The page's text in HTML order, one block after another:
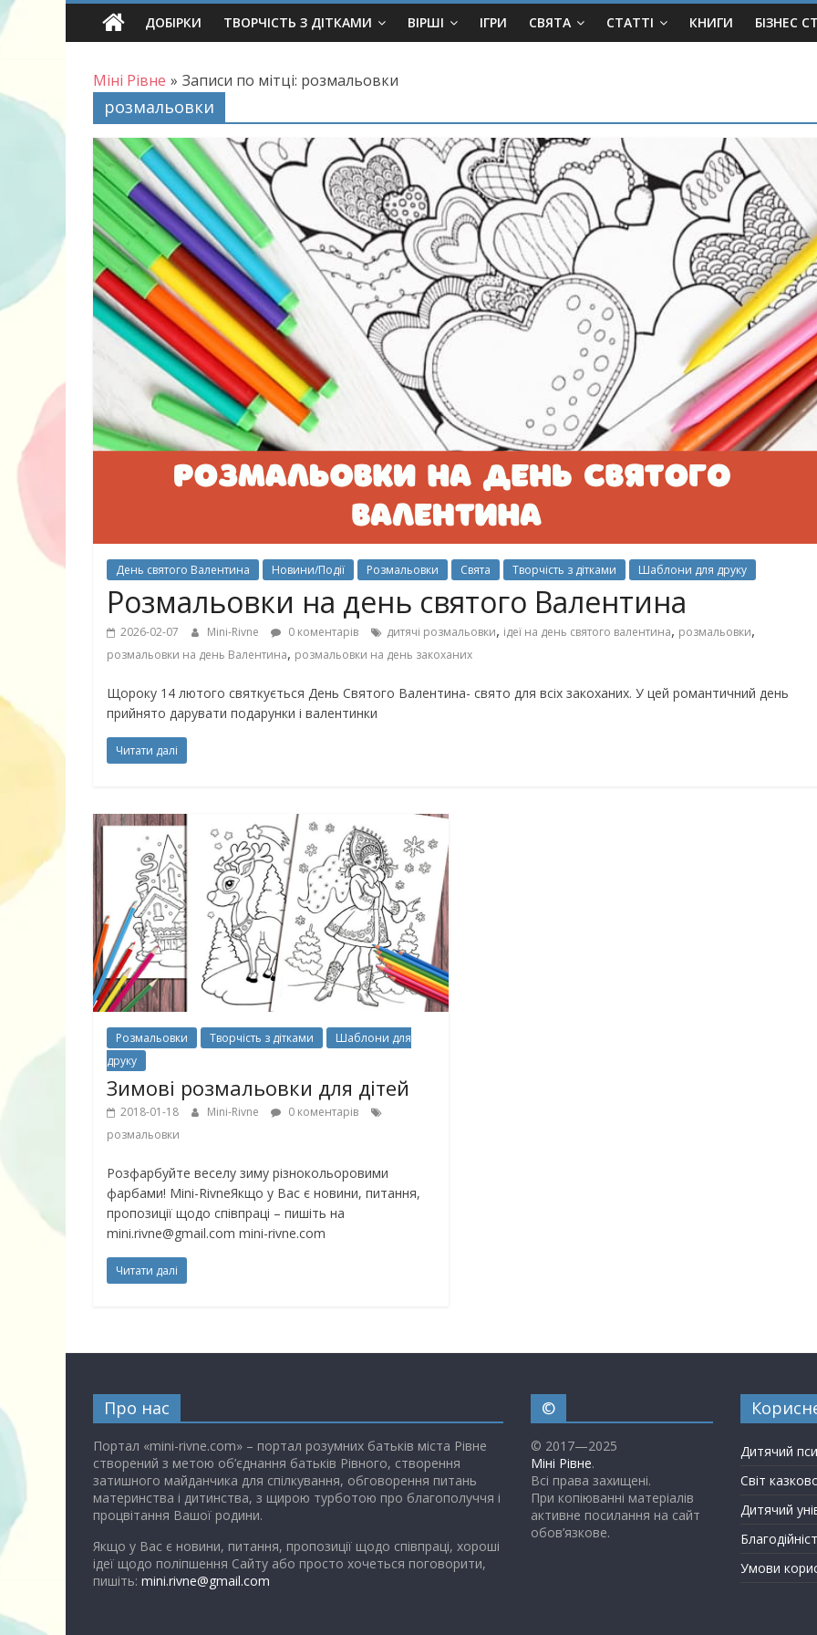
Skip
ДОБІРКИ ТВОРЧІСТЬ З ДІТКАМИ ВІРШІ ІГРИ СВЯТА СТАТТІ КНИГИ БІЗНЕС
Міні Рівне » Записи по мітці: розмальовки
розмальовки
День святого Валентина Новини/Події Розмальовки Свята Творчість з дітками Шаблони для друку
Розмальовки на день святого Валентина
2026-02-07 Mini-Rivne 0 коментарів дитячі розмальовки, ідеї на день святого валентина, розмальовки,
розмальовки на день Валентина, розмальовки на день закоханих
Щороку 14 лютого святкується День Святого Валентина- свято для всіх закоханих. У цей романтичний день
прийнято дарувати подарунки і валентинки
Читати далі
Розмальовки Творчість з дітками
Шаблони для
друку
Зимові розмальовки для дітей
2018-01-18 Mini-Rivne
0 коментарів
розмальовки
Розфарбуйте веселу зиму різнокольоровими
фарбами! Mini-RivneЯкщо у Вас є новини, питання,
пропозиції щодо співпраці – пишіть на
mini.rivne@gmail.com mini-rivne.com
Читати далі
30 найкрасивіших пісень про
Чарівні українські колискові
пісні для дітей (слова та
10 ігор з усього світу, щоб
нарешті відірвати дітей від
планшетів
дітям до Великодня
Про нас
Портал «mini-rivne.com» – портал розумних батьків міста Рівне
створений з метою об’єднання батьків Рівного, створення
затишного майданчика для спілкування, обговорення питань
материнства і дитинства, з щирою турботою про благополуччя і
процвітання Вашої родини.
Якщо у Вас є новини, питання, пропозиції щодо співпраці, хороші
ідеї щодо поліпшення Сайту або просто хочеться поговорити,
пишіть: mini.rivne@gmail.com
©
© 2017—2025
Міні Рівне.
Всі права захищені.
При копіюванні матеріалів
активне посилання на сайт
обов’язкове.
Дитячий
Світ
Дитячий
Умови